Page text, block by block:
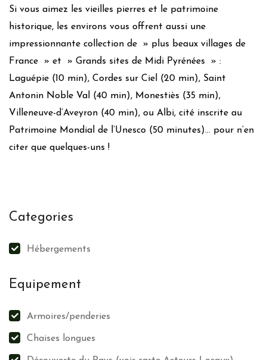
Plastiques
Bouchons
Bois
Piles
Cartouches
Ampoules
Fibres - vêtements
Poubelle à tri sélectif
Paillage pour hibernation des hérissons
Plantes mellifères
Insectes Auxiliaires
Préservation des toiles d’araignées
Haies diversifiées
Si vous aimez les vieilles pierres et le patrimoine
historique, les environs vous offrent aussi une
impressionnante collection de » plus beaux villages de
France » et » Grands sites de Midi Pyrénées » :
Laguépie (10 min), Cordes sur Ciel (20 min), Saint
Antonin Noble Val (40 min), Monestiès (35 min),
Villeneuve-d’Aveyron (40 min), ou Albi, cité inscrite au
Patrimoine Mondial de l’Unesco (50 minutes)… pour n’en
citer que quelques-uns !
Categories
Hébergements
Equipement
Armoires/penderies
Chaises longues